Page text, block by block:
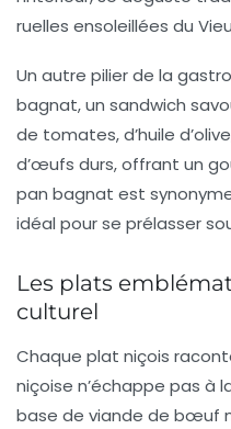
ruelles ensoleillées du
Un autre pilier de la
bagnat, un sandwich
de tomates, d’huile
d’œufs durs, offrant un
pan bagnat est
idéal pour se prélasser
Les plats
culturel
Chaque plat niçois
niçoise n’échappe pas à
base de viande de bœuf